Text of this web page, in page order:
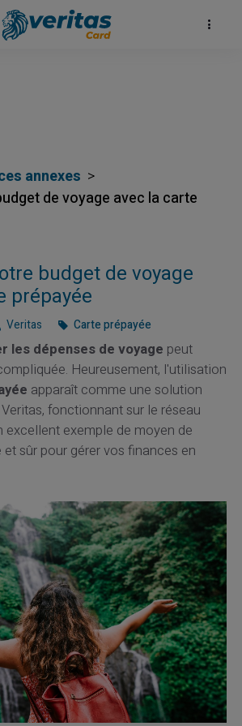
annexes
de voyage avec la carte
budget de voyage
prépayée
Veritas Carte prépayée
les dépenses de voyage peut
Heureusement, l'utilisation
apparaît comme une solution
fonctionnant sur le réseau
excellent exemple de moyen de
sûr pour gérer vos finances en